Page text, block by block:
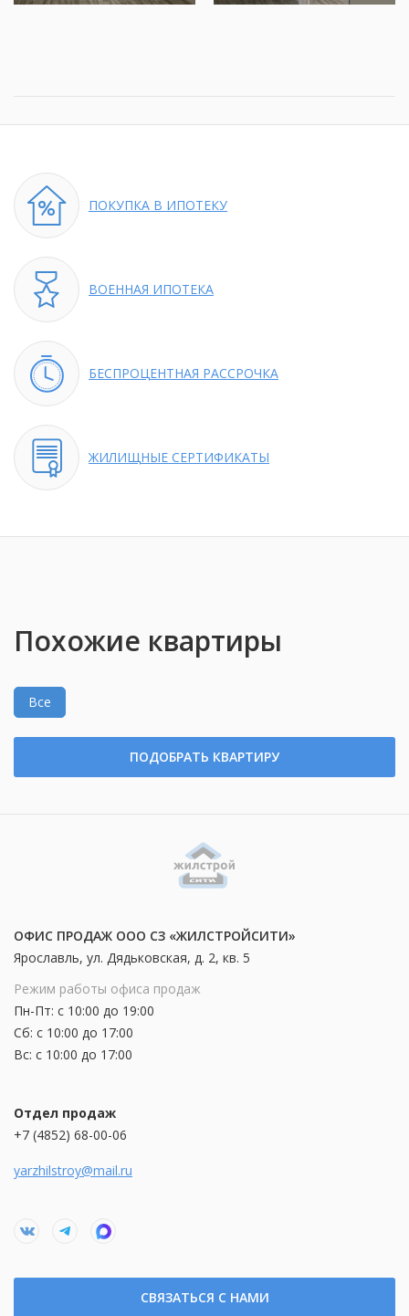
ПОКУПКА В ИПОТЕКУ
ВОЕННАЯ ИПОТЕКА
БЕСПРОЦЕНТНАЯ РАССРОЧКА
ЖИЛИЩНЫЕ СЕРТИФИКАТЫ
Похожие квартиры
Все
ПОДОБРАТЬ КВАРТИРУ
ОФИС ПРОДАЖ ООО СЗ «ЖИЛСТРОЙСИТИ»
Ярославль, ул. Дядьковская, д. 2, кв. 5
Режим работы офиса продаж
Пн-Пт: с 10:00 до 19:00
Сб: с 10:00 до 17:00
Вс: с 10:00 до 17:00
Отдел продаж
+7 (4852) 68-00-06
yarzhilstroy@mail.ru
СВЯЗАТЬСЯ С НАМИ